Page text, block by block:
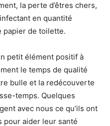
la perte d’êtres chers,
en quantité
papier de toilette.
petit élément positif à
le temps de qualité
bulle et la redécouverte
temps. Quelques
avec nous ce qu’ils ont
pour aider leur santé